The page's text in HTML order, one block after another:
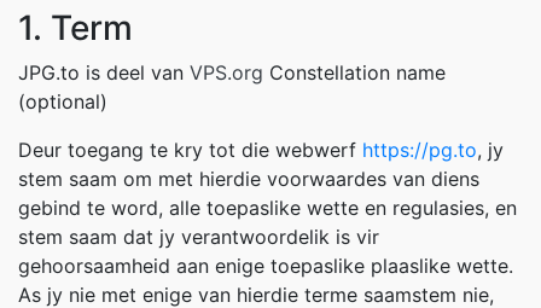
1. Term
JPG.to is deel van VPS.org Constellation name
(optional)
Deur toegang te kry tot die webwerf https://pg.to, jy
stem saam om met hierdie voorwaardes van diens
gebind te word, alle toepaslike wette en regulasies, en
stem saam dat jy verantwoordelik is vir
gehoorsaamheid aan enige toepaslike plaaslike wette.
As jy nie met enige van hierdie terme saamstem nie,